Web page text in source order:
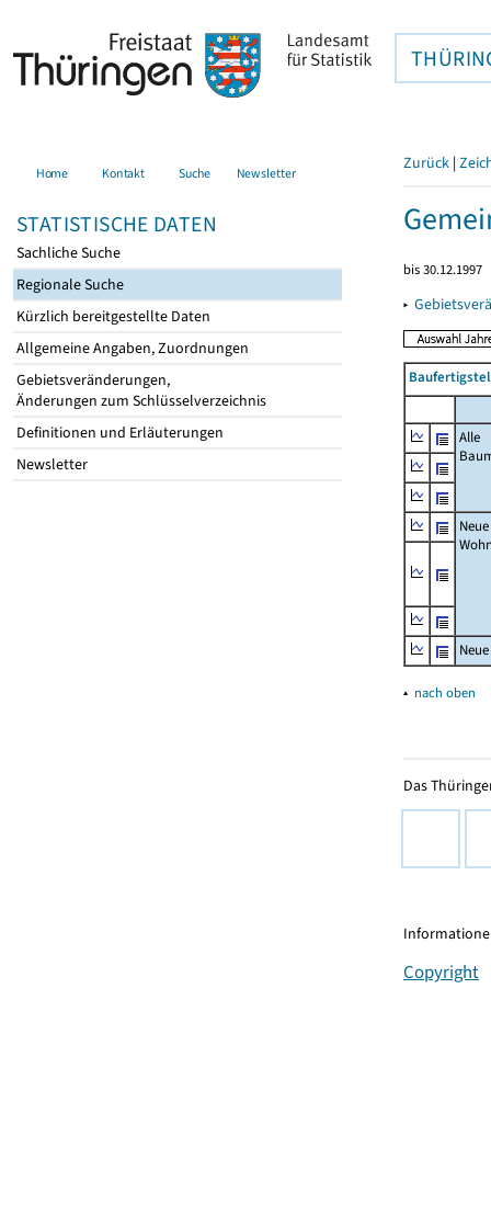
Home Kontakt Suche Newsletter
STATISTISCHE DATEN
Sachliche Suche
Regionale Suche
Kürzlich bereitgestellte Daten
Allgemeine Angaben, Zuordnungen
Gebietsveränderungen,
Änderungen zum Schlüsselverzeichnis
Definitionen und Erläuterungen
Newsletter
Zurück |
bis 30.12.1997
▸
Alle
Neue
▴ nach oben
Das
Copyright